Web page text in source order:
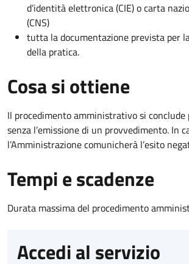
d’identità elettronica (CIE) o carta
(CNS)
tutta la documentazione prevista per
della pratica.
Cosa si ottiene
Il procedimento amministrativo si
senza l’emissione di un provvedimento. In
l’Amministrazione comunicherà l’esito
Tempi e scadenze
Durata massima del procedimento
Accedi al servizio